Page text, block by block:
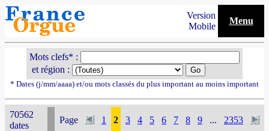
Version
Mobile
Menu
Mots clefs* :
et région :
* Dates (j/mm/aaaa) et/ou mots classés du plus important au moins important
70562
dates
Page 1 2 3 4 5 6 7 8 9 ... 2353